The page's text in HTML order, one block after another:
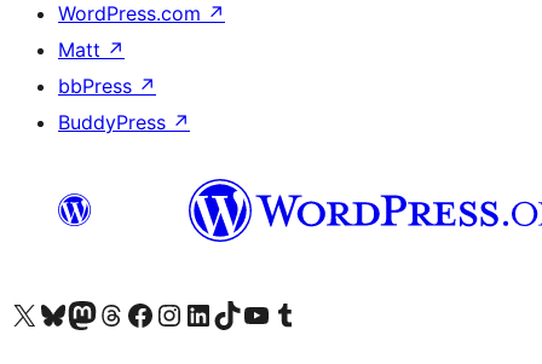
WordPress.com ↗
Matt ↗
bbPress ↗
BuddyPress ↗
Visit our X (formerly Twitter) account
Visit our Bluesky account
Visit our Mastodon account
Visit our Threads account
Visit our Facebook page
Visit our Instagram account
Visit our LinkedIn account
Visit our TikTok account
Näytä YouTube-kanava
Visit our Tumblr account